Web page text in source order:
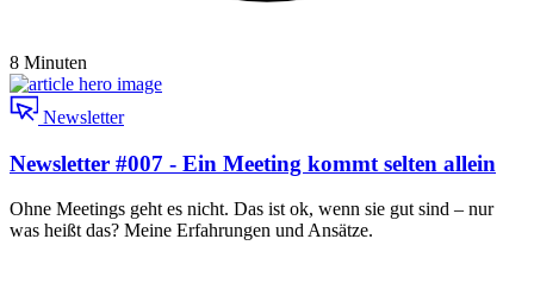
8 Minuten
Newsletter
Newsletter #007 - Ein Meeting kommt selten allein
Ohne Meetings geht es nicht. Das ist ok, wenn sie gut sind – nur
was heißt das? Meine Erfahrungen und Ansätze.